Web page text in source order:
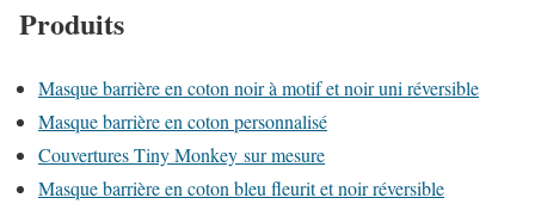
Produits
Masque barrière en coton noir à motif et noir uni réversible
Masque barrière en coton personnalisé
Couvertures Tiny Monkey sur mesure
Masque barrière en coton bleu fleurit et noir réversible